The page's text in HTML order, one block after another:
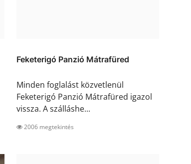
Feketerigó Panzió Mátrafüred
Minden foglalást közvetlenül
Feketerigó Panzió Mátrafüred igazol
vissza. A szálláshe...
2006 megtekintés